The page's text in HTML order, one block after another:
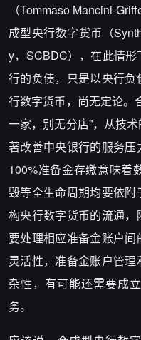
（Tommaso Mancini-
成型央行数字货币（
y，SCBDC），在此情
行的负债，只是以央行
行数字货币，尚无定论。
一家，别无分店”，从技
著改善中央银行的服务压
100%准备金存缴意味着
毁等全生命周期均要依
构央行数字货币的流通
要处理相应准备金账户
灵活性，准备金账户管
杂性，有可能还需要成
务。